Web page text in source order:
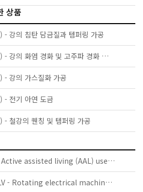
상품
강의 침탄 담금질과 템퍼링 가공
KS D 0027(2017 확인) - 강의 화염 경화 및 고주파 경화 경화층 깊이 측정 방법
강의 가스질화 가공
- 전기 아연 도금
철강의 퀜칭 및 템퍼링 가공
IEC TS 63134:2020 - Active assisted living (AAL) use cases
IEC 60034-5:2020 RLV - Rotating electrical machines - Part 5: Degrees of protection provided by the integral design of rotating electrical machines (IP code) - Classification